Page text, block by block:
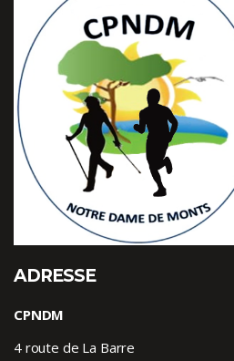
ADRESSE
CPNDM
4 route de La Barre